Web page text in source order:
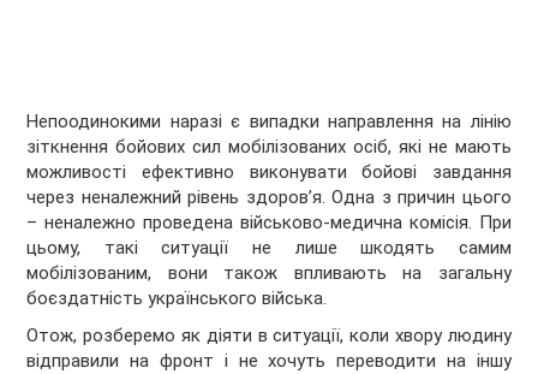
Непоодинокими наразі є випадки направлення на лінію
зіткнення бойових сил мобілізованих осіб, які не мають
можливості ефективно виконувати бойові завдання
через неналежний рівень здоров’я. Одна з причин цього
– неналежно проведена військово-медична комісія. При
цьому, такі ситуації не лише шкодять самим
мобілізованим, вони також впливають на загальну
боєздатність українського війська.
Отож, розберемо як діяти в ситуації, коли хвору людину
відправили на фронт і не хочуть переводити на іншу